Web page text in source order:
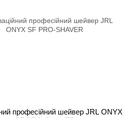
професійний шейвер JRL ONYX